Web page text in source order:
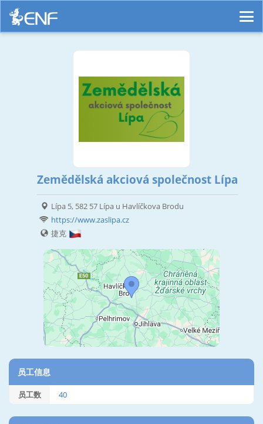
Zemědělská akciová společnost Lípa
Lípa 5, 582 57 Lípa u Havlíčkova Brodu
https://www.zaslipa.cz
捷克
员工信息
员工数 40